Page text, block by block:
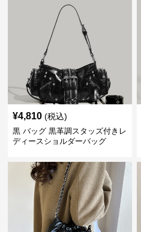
¥4,810 (税込)
黒 バッグ 黒革調スタッズ付きレ
ディースショルダーバッグ